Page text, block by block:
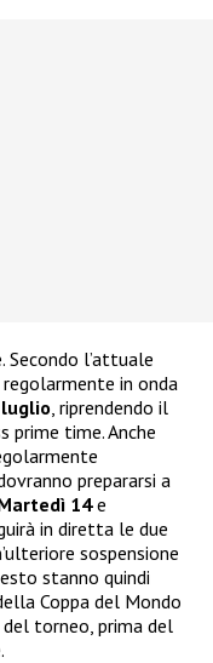
Secondo l’attuale
in onda
, riprendendo il
prime time. Anche
prepararsi a
14e
in diretta le due
sospensione
stanno quindi
Coppa del Mondo
torneo, prima del